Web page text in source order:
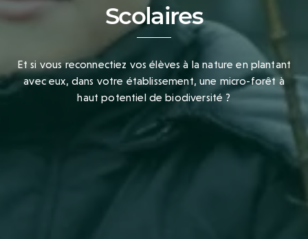
Scolaires
Et si vous reconnectiez vos élèves à la nature en plantant
avec eux, dans votre établissement, une micro-forêt à
haut potentiel de biodiversité ?